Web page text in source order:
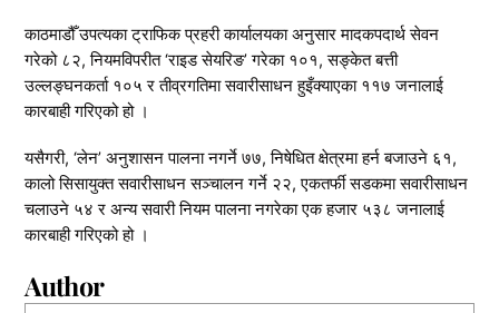
काठमाडौँ उपत्यका ट्राफिक प्रहरी कार्यालयका अनुसार मादकपदार्थ सेवन
गरेको ८२, नियमविपरीत ‘राइड सेयरिङ’ गरेका १०१, सङ्केत बत्ती
उल्लङ्घनकर्ता १०५ र तीव्रगतिमा सवारीसाधन हुइँक्याएका ११७ जनालाई
कारबाही गरिएको हो ।
यसैगरी, ‘लेन’ अनुशासन पालना नगर्ने ७७, निषेधित क्षेत्रमा हर्न बजाउने ६१,
कालो सिसायुक्त सवारीसाधन सञ्चालन गर्ने २२, एकतर्फी सडकमा सवारीसाधन
चलाउने ५४ र अन्य सवारी नियम पालना नगरेका एक हजार ५३८ जनालाई
कारबाही गरिएको हो ।
Author